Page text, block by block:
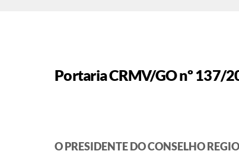
Portaria CRMV/GO nº 137/
O PRESIDENTE DO CONSELHO